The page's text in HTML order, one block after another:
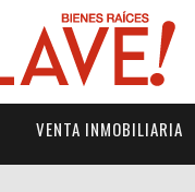
VENTA INMOBILIARIA